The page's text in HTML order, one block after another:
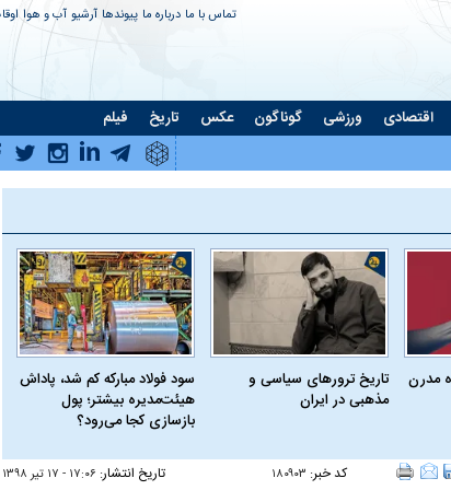
تماس با ما درباره ما پیوندها آرشیو آب و هوا
اقتصادی ورزشی گوناگون عکس تاریخ فیلم
مدرن
تاریخ ترورهای سیاسی و
مذهبی در ایران
سود فولاد مبارکه کم شد، پاداش
هیئت‌مدیره بیشتر؛ پول
بازسازی کجا می‌رود؟
کد خبر: ۱۸۰۹۰۳ تاریخ انتشار: ۱۷:۰۶ - ۱۷ تير ۱۳۹۸